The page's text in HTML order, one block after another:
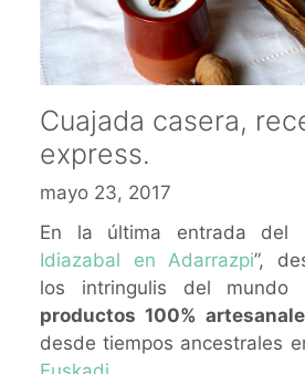
Cuajada casera,
express.
mayo 23, 2017
En la última entrada del
Idiazabal en Adarrazpi”,
los intringulis del mundo
productos 100%
desde tiempos ancestrales